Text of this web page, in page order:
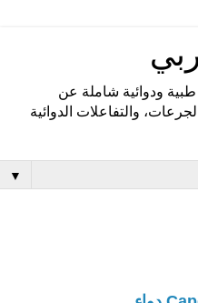
طبية ودوائية شاملة عن
الجرعات، والتفاعلات الدوائية
▼